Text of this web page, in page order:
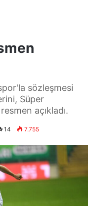
sözleşmesi
Süper
açıkladı.
14 7.755